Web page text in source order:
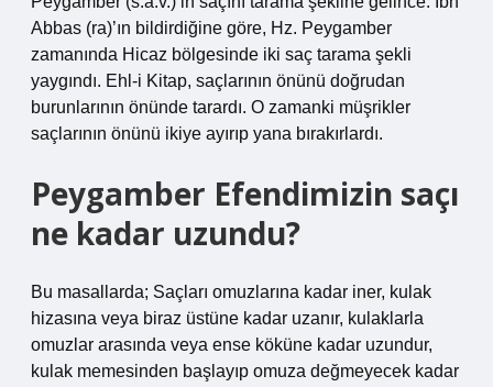
Abbas (ra)’ın bildirdiğine göre, Hz. Peygamber
zamanında Hicaz bölgesinde iki saç tarama şekli
yaygındı. Ehl-i Kitap, saçlarının önünü doğrudan
burunlarının önünde tarardı. O zamanki müşrikler
saçlarının önünü ikiye ayırıp yana bırakırlardı.
Peygamber Efendimizin saçı
ne kadar uzundu?
Bu masallarda; Saçları omuzlarına kadar iner, kulak
hizasına veya biraz üstüne kadar uzanır, kulaklarla
omuzlar arasında veya ense köküne kadar uzundur,
kulak memesinden başlayıp omuza değmeyecek kadar